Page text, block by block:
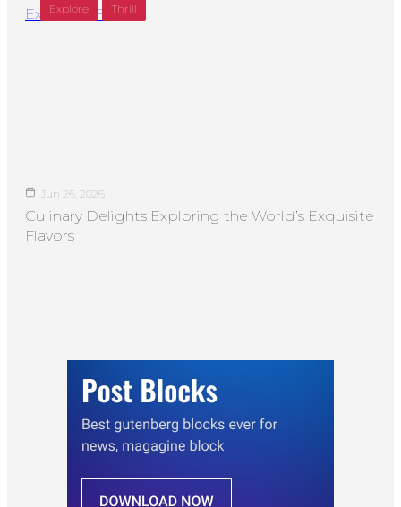
Explore Thrill
Jun 26, 2026
Culinary Delights Exploring the World’s Exquisite
Flavors